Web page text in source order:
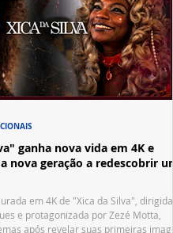
ganha nova vida em 4K e
nova geração a redescobrir um
em 4K de "Xica da Silva", dirigida
e protagonizada por Zezé Motta,
após revelar suas primeiras